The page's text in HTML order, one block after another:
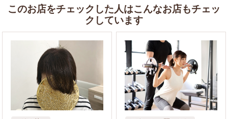
このお店をチェックした人はこんなお店もチェッ
クしています